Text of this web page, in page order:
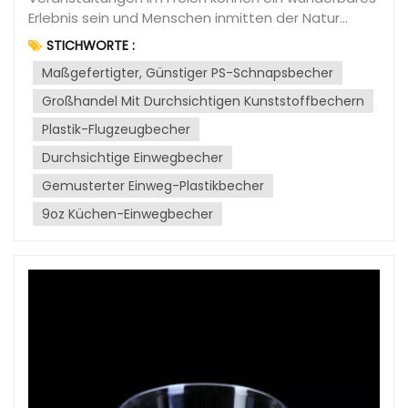
verwendet. Vermeiden Sie die Verwendung von
PET-Geschirr für heiße Speisen oder
Getränke.Polycarbonat (PC):Sicherheitsbedenken
bestehen hinsichtlich Polycarbonat, da die
Chemikalie Bisphenol A (BPA) möglicherweise
freigesetzt wird. BPA ist ein bekannter endokriner
Disruptor und sollte möglichst vermieden werden,
insbesondere bei Kindergeschirr.Häufige
Verwendungszwecke: Polycarbonat wurde früher
häufig für Babyflaschen, wiederverwendbare
Wasserflaschen und Lebensmittelbehälter
sauren Lebensmitteln schädliche Chemikalien
freisetzen.Häufige Verwendungszwecke: Polystyrol
Erlebnis sein und Menschen inmitten der Natur
zusammenbringen. Ob Picknick im Park, Grillen am
Strand oder ein gemütliches Beisammensein im
Garten – Einweggeschirr aus Kunststoff kann diese
Anlässe deutlich aufwerten. Trotz Bedenken
hinsichtlich der Umweltbelastung gibt es mehrere
Gründe, warum Einweggeschirr aus Kunststoff nach
wie vor eine praktische und beliebte Wahl für
solche Veranstaltungen ist.--------------占位-----
----------Komfort und Praktikabilität:Einer der
Hauptgründe, warum Einweggeschirr aus Kunststoff
von zerbrechlichem Geschirr zum und vom
Veranstaltungsort. So können sich die Gastgeber
STICHWORTE :
Maßgefertigter, Günstiger PS-Schnapsbecher
Großhandel Mit Durchsichtigen Kunststoffbechern
Plastik-Flugzeugbecher
Durchsichtige Einwegbecher
Gemusterter Einweg-Plastikbecher
9oz Küchen-Einwegbecher